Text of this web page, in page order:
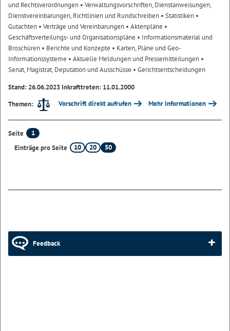
und Rechtsverordnungen • Verwaltungsvorschriften, Dienstanweisungen,
Dienstvereinbarungen, Richtlinien und Rundschreiben • Statistiken •
Gutachten • Verträge und Vereinbarungen • Aktenpläne •
Geschäftsverteilungs- und Organisationspläne • Informationsmaterial und
Broschüren • Berichte und Konzepte • Karten, Pläne und Geo-
Informationssysteme • Aktuelle Meldungen und Pressemitteilungen •
Senat, Magistrat, Deputation und Ausschüsse • Gerichtsentscheidungen
Stand: 26.06.2023 Inkrafttreten: 11.01.2000
Themen:
Vorschrift direkt aufrufen Mehr Informationen
Seite
1
Einträge pro Seite
10 20 50
Feedback